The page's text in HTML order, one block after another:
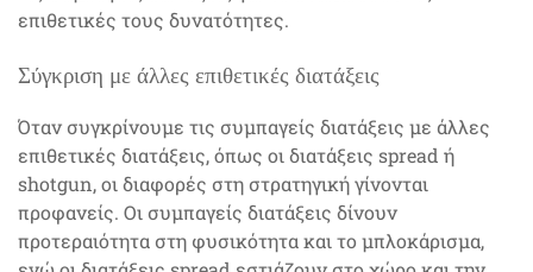
επιθετικές τους δυνατότητες.
Σύγκριση με άλλες επιθετικές διατάξεις
Όταν συγκρίνουμε τις συμπαγείς διατάξεις με άλλες
επιθετικές διατάξεις, όπως οι διατάξεις spread ή
shotgun, οι διαφορές στη στρατηγική γίνονται
προφανείς. Οι συμπαγείς διατάξεις δίνουν
προτεραιότητα στη φυσικότητα και το μπλοκάρισμα,